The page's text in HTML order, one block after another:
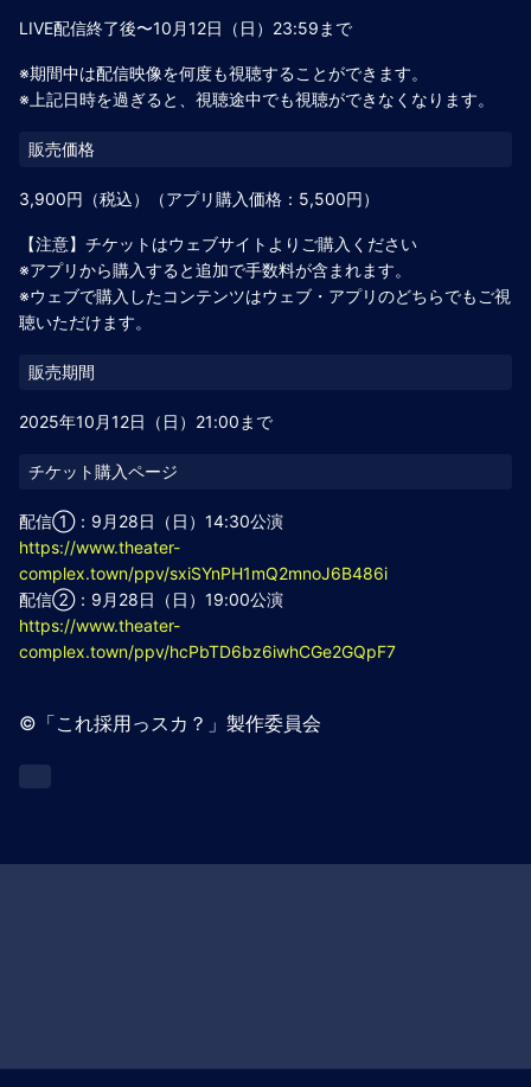
LIVE配信終了後〜10月12日（日）23:59まで
※期間中は配信映像を何度も視聴することができます。
※上記日時を過ぎると、視聴途中でも視聴ができなくなります。
3,900円（税込）（アプリ購入価格：5,500円）
【注意】チケットはウェブサイトよりご購入ください
※アプリから購入すると追加で手数料が含まれます。
※ウェブで購入したコンテンツはウェブ・アプリのどちらでもご視
聴いただけます。
2025年10月12日（日）21:00まで
配信①：9月28日（日）14:30公演
https://www.theater-
complex.town/ppv/sxiSYnPH1mQ2mnoJ6B486i
配信②：9月28日（日）19:00公演
https://www.theater-
complex.town/ppv/hcPbTD6bz6iwhCGe2GQpF7
©︎「これ採用っスカ？」製作委員会